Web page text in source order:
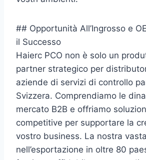
## Opportunità All’Ingrosso e
il Successo
Haierc PCO non è solo un
partner strategico per
aziende di servizi di controllo
Svizzera. Comprendiamo le
mercato B2B e offriamo
competitive per supportare la
vostro business. La nostra
nell’esportazione in oltre 80